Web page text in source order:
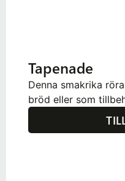
Tapenade
Denna smakrika
bröd eller som